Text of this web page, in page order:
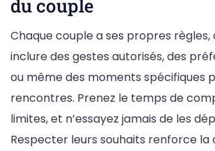
du couple
Chaque couple a ses propres règles,
inclure des gestes autorisés, des
ou même des moments spécifiques
rencontres. Prenez le temps de
limites, et n’essayez jamais de les
Respecter leurs souhaits renforce la